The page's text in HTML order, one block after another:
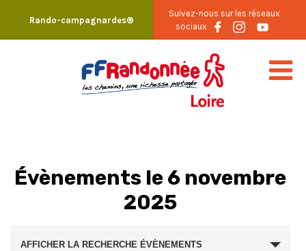
content
Rando-campagnardes®
Suivez-nous sur les réseaux
sociaux
Évènements le 6 novembre
2025
Recherche
AFFICHER LA RECHERCHE ÉVÈNEMENTS